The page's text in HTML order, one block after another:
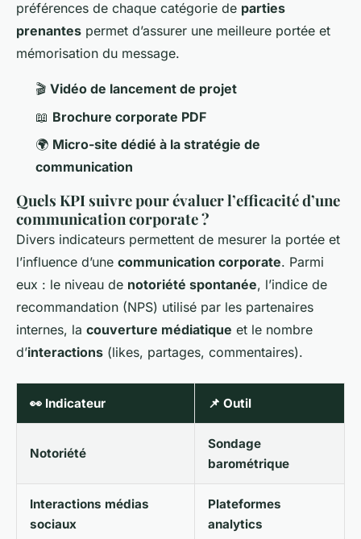
préférences de chaque catégorie de parties
prenantes permet d’assurer une meilleure portée et
mémorisation du message.
🎬 Vidéo de lancement de projet
📖 Brochure corporate PDF
🌍 Micro-site dédié à la stratégie de
communication
Quels KPI suivre pour évaluer l’efficacité d’une
communication corporate ?
Divers indicateurs permettent de mesurer la portée et
l’influence d’une communication corporate. Parmi
eux : le niveau de notoriété spontanée, l’indice de
recommandation (NPS) utilisé par les partenaires
internes, la couverture médiatique et le nombre
d’interactions (likes, partages, commentaires).
👀 Indicateur 📌 Outil
Notoriété
Sondage
barométrique
Interactions médias
sociaux
Plateformes
analytics